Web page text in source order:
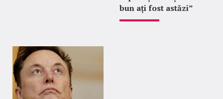
bun ați fost astăzi”